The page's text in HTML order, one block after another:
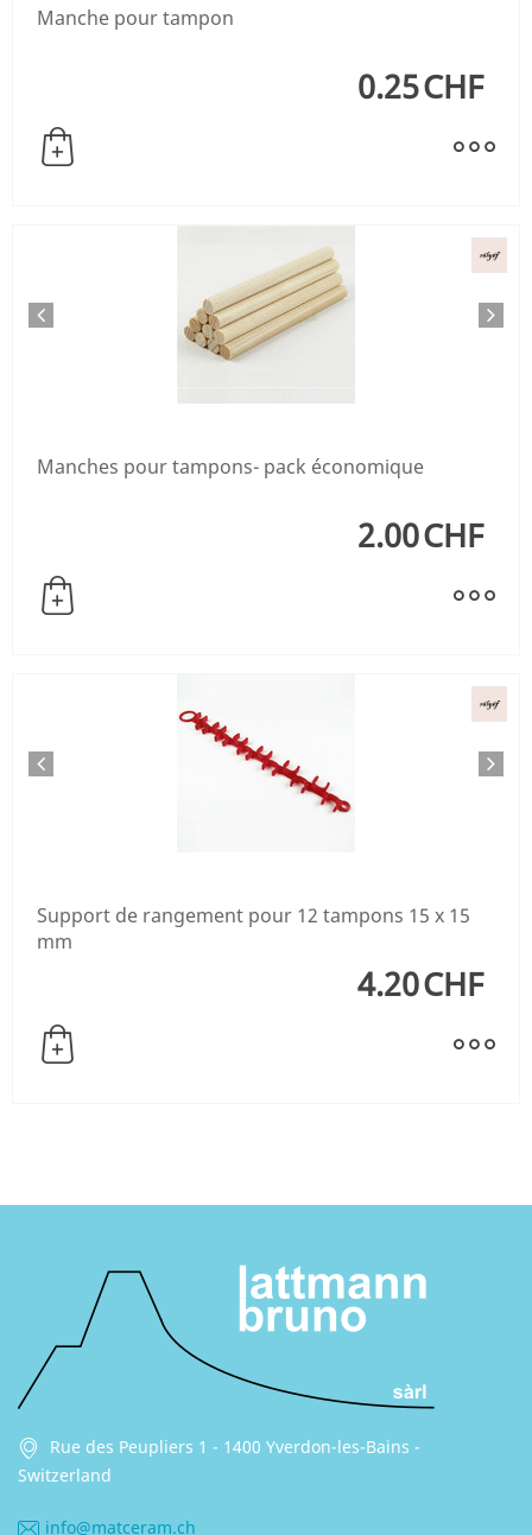
Manche pour tampon
0.25CHF
Manches pour tampons- pack économique
2.00CHF
Support de rangement pour 12 tampons 15 x 15
mm
4.20CHF
Rue des Peupliers 1 - 1400 Yverdon-les-Bains -
Switzerland
info@matceram.ch